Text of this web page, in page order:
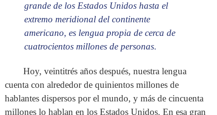
grande de los Estados Unidos hasta el
extremo meridional del continente
americano, es lengua propia de cerca de
cuatrocientos millones de personas.
Hoy, veintitrés años después, nuestra lengua
cuenta con alrededor de quinientos millones de
hablantes dispersos por el mundo, y más de cincuenta
millones lo hablan en los Estados Unidos. En esa gran